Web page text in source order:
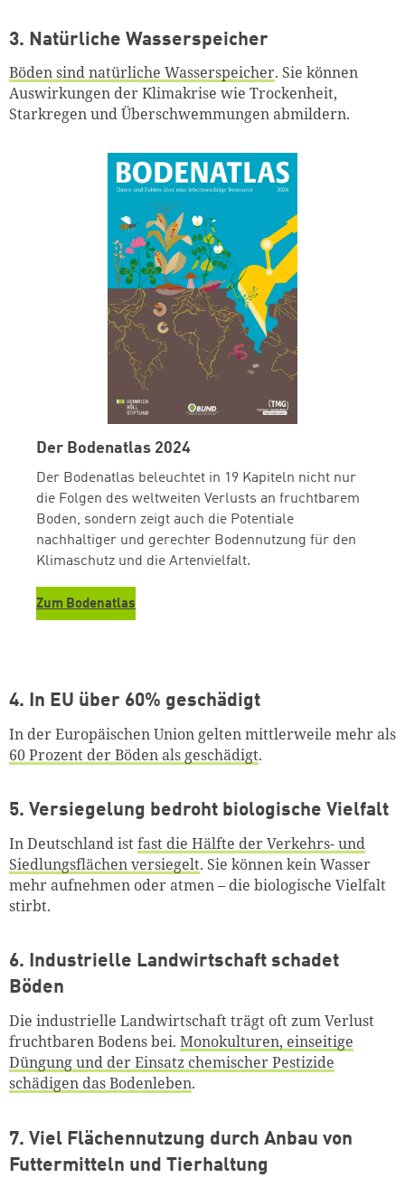
3. Natürliche Wasserspeicher
Böden sind natürliche Wasserspeicher. Sie können
Auswirkungen der Klimakrise wie Trockenheit,
Starkregen und Überschwemmungen abmildern.
Der Bodenatlas 2024
Der Bodenatlas beleuchtet in 19 Kapiteln nicht nur
die Folgen des weltweiten Verlusts an fruchtbarem
Boden, sondern zeigt auch die Potentiale
nachhaltiger und gerechter Bodennutzung für den
Klimaschutz und die Artenvielfalt.
Zum Bodenatlas
4. In EU über 60% geschädigt
In der Europäischen Union gelten mittlerweile mehr als
60 Prozent der Böden als geschädigt.
5. Versiegelung bedroht biologische Vielfalt
In Deutschland istfast die Hälfte der Verkehrs- und
Siedlungsflächen versiegelt. Sie können kein Wasser
mehr aufnehmen oder atmen – die biologische Vielfalt
stirbt.
6. Industrielle Landwirtschaft schadet
Böden
Die industrielle Landwirtschaft trägt oft zum Verlust
fruchtbaren Bodens bei. Monokulturen, einseitige
Düngung und der Einsatz chemischer Pestizide
schädigen das Bodenleben.
7. Viel Flächennutzung durch Anbau von
Futtermitteln und Tierhaltung